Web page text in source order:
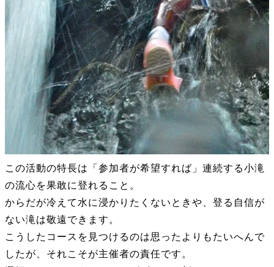
この活動の特長は「参加者が希望すれば」連続する小滝
の流心を果敢に登れること。
からだが冷えて水に浸かりたくないときや、登る自信が
ない滝は敬遠できます。
こうしたコースを見つけるのは思ったよりもたいへんで
したが、それこそが主催者の責任です。